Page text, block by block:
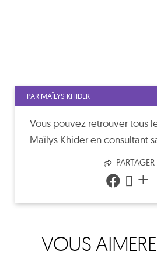
PAR MAÏLYS KHIDER
Vous pouvez retrouver tous
Maïlys Khideren consultant
PARTAGER
+
VOUS